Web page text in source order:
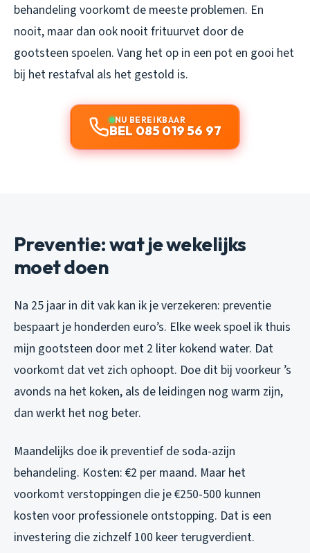
behandeling voorkomt de meeste problemen. En
nooit, maar dan ook nooit frituurvet door de
gootsteen spoelen. Vang het op in een pot en gooi het
bij het restafval als het gestold is.
NU BEREIKBAAR
BEL 085 019 56 97
Preventie: wat je wekelijks
moet doen
Na 25 jaar in dit vak kan ik je verzekeren: preventie
bespaart je honderden euro’s. Elke week spoel ik thuis
mijn gootsteen door met 2 liter kokend water. Dat
voorkomt dat vet zich ophoopt. Doe dit bij voorkeur ’s
avonds na het koken, als de leidingen nog warm zijn,
dan werkt het nog beter.
Maandelijks doe ik preventief de soda-azijn
behandeling. Kosten: €2 per maand. Maar het
voorkomt verstoppingen die je €250-500 kunnen
kosten voor professionele ontstopping. Dat is een
investering die zichzelf 100 keer terugverdient.